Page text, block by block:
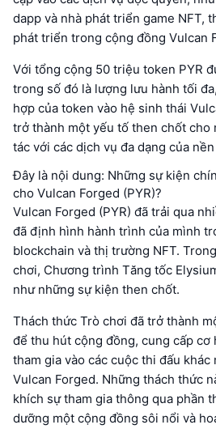
dapp và nhà phát triển game NFT,
phát triển trong cộng đồng Vulcan
Với tổng cộng 50 triệu token PYR
trong số đó là lượng lưu hành tối
hợp của token vào hệ sinh thái
trở thành một yếu tố then chốt cho
tác với các dịch vụ đa dạng của
Đây là nội dung: Những sự kiện
cho Vulcan Forged (PYR)?
Vulcan Forged (PYR) đã trải qua
đã định hình hành trình của mình
blockchain và thị trường NFT.
chơi, Chương trình Tăng tốc
như những sự kiện then chốt.
Thách thức Trò chơi đã trở thành
để thu hút cộng đồng, cung cấp cơ
tham gia vào các cuộc thi đấu
Vulcan Forged. Những thách thức
khích sự tham gia thông qua phần
dưỡng một cộng đồng sôi nổi và